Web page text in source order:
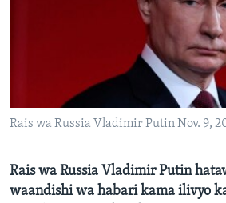
Rais wa Russia Vladimir Putin Nov. 9,
Rais wa Russia Vladimir Putin
waandishi wa habari kama ilivyo